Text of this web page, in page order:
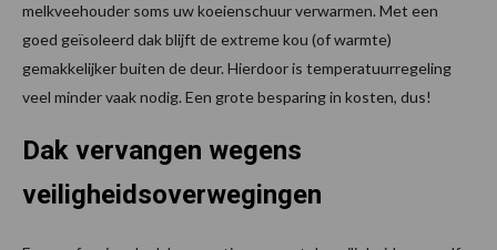
melkveehouder soms uw koeienschuur verwarmen. Met een
goed geïsoleerd dak blijft de extreme kou (of warmte)
gemakkelijker buiten de deur. Hierdoor is temperatuurregeling
veel minder vaak nodig. Een grote besparing in kosten, dus!
Dak vervangen wegens
veiligheidsoverwegingen